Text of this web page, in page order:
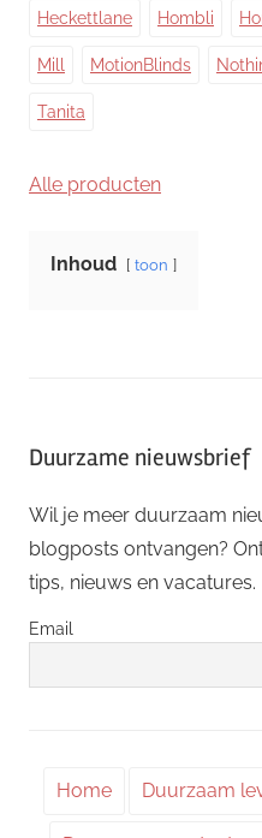
Heckettlane Hombli
Mill MotionBlinds
Tanita
Alle producten
Inhoud toon
Duurzame nieuwsbrief
Wil je meer duurzaam
blogposts ontvangen?
tips, nieuws en vacatures.
Email
Home Duurzaam